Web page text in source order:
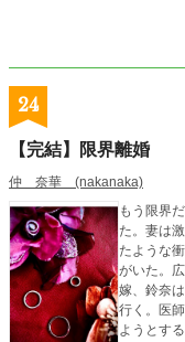
24
【完結】限界離婚
仲 奈華 (nakanaka)
もう限界だ。 「
た。妻は
たような
がいた。広一は
嫁、鈴奈
行く。医
ようとす